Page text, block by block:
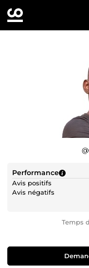
@
Performance
Avis positifs
Avis négatifs
Temps